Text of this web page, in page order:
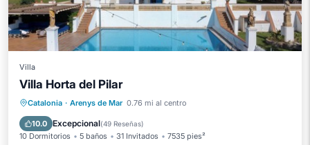
Villa
Villa Horta del Pilar
Catalonia · Arenys de Mar 0.76 mi al centro
10.0 Excepcional(49 Reseñas)
10 Dormitorios 5 baños 31 Invitados 7535 pies²
Piscina privada
Frente al mar
Aparcamiento